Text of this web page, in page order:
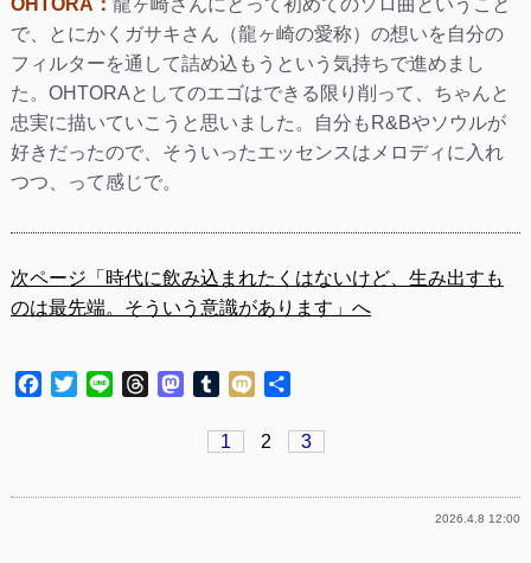
で、とにかくガサキさん（龍ヶ崎の愛称）の想いを自分の
フィルターを通して詰め込もうという気持ちで進めまし
た。OHTORAとしてのエゴはできる限り削って、ちゃんと
忠実に描いていこうと思いました。自分もR&Bやソウルが
好きだったので、そういったエッセンスはメロディに入れ
つつ、って感じで。
次ページ「時代に飲み込まれたくはないけど、生み出すも
のは最先端。そういう意識があります」へ
Facebook
TwitterLine ThreadsMastodon
Tumblr
Mixi
1
2 3
2026.4.8 12:00